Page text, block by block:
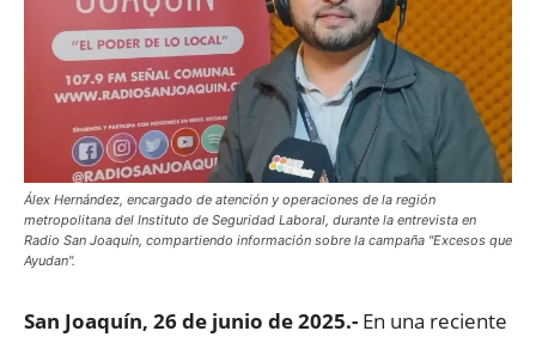
Álex Hernández, encargado de atención y operaciones de la región
metropolitana del Instituto de Seguridad Laboral, durante la entrevista en
Radio San Joaquín, compartiendo información sobre la campaña "Excesos que
Ayudan".
San Joaquín, 26 de junio de 2025.- En una reciente